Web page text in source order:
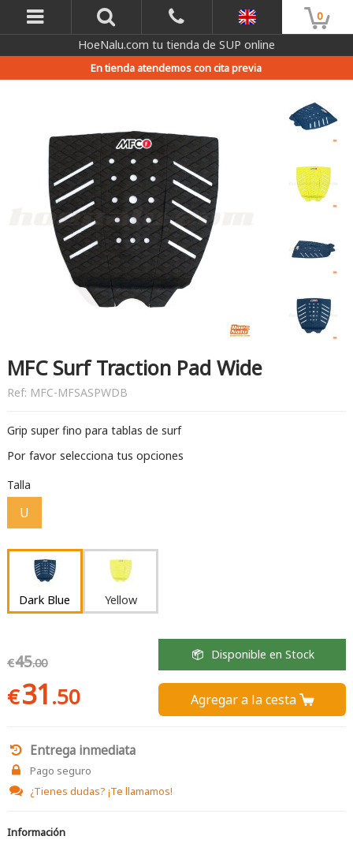
0
HoeNalu.com tu tienda de SUP online
En tienda atendemos con cita previa
MFC Surf Traction Pad Wide
Ref: MFC-MFSASPWDB
Grip super fino para tablas de surf
Por favor selecciona tus opciones
Talla
U
Dark Blue Yellow
€45.00
€31.50
Disponible en Stock
Agregar a la cesta 
Entrega inmediata
Pago seguro
¿Tienes dudas? ¡Te llamamos!
Información